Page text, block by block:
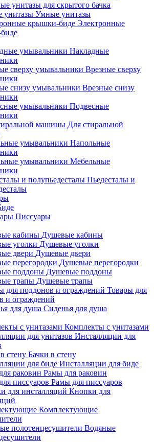
унитазы для скрытого бачка
Умные унитазы
Электронные
Накладные
Врезные сверху
Врезные снизу
Подвесные
Для стиральной
Напольные
Мебельные
Пьедесталы и
Писсуары
Душевые кабины
Душевые уголки
Душевые двери
Душевые перегородки
Душевые поддоны
Душевые трапы
Товары для
и ограждений
Сиденья для душа
Комплекты с унитазами
Инсталляции для
Бачки в стену
Инсталляции для биде
Рамы для раковин
Рамы для писсуаров
Кнопки для
Комплектующие
Водяные